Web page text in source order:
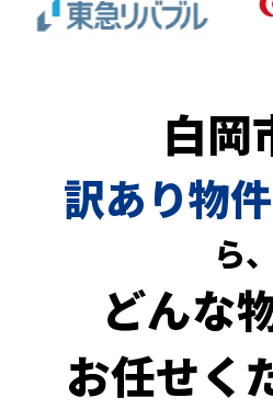
白岡
訳あり物
ら、
どんな
お任せく